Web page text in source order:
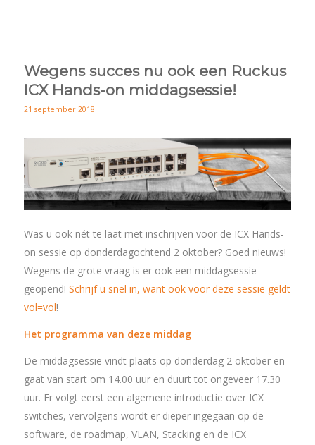
Wegens succes nu ook een Ruckus
ICX Hands-on middagsessie!
21 september 2018
Was u ook nét te laat met inschrijven voor de ICX Hands-
on sessie op donderdagochtend 2 oktober? Goed nieuws!
Wegens de grote vraag is er ook een middagsessie
geopend! Schrijf u snel in, want ook voor deze sessie geldt
vol=vol!
Het programma van deze middag
De middagsessie vindt plaats op donderdag 2 oktober en
gaat van start om 14.00 uur en duurt tot ongeveer 17.30
uur. Er volgt eerst een algemene introductie over ICX
switches, vervolgens wordt er dieper ingegaan op de
software, de roadmap, VLAN, Stacking en de ICX